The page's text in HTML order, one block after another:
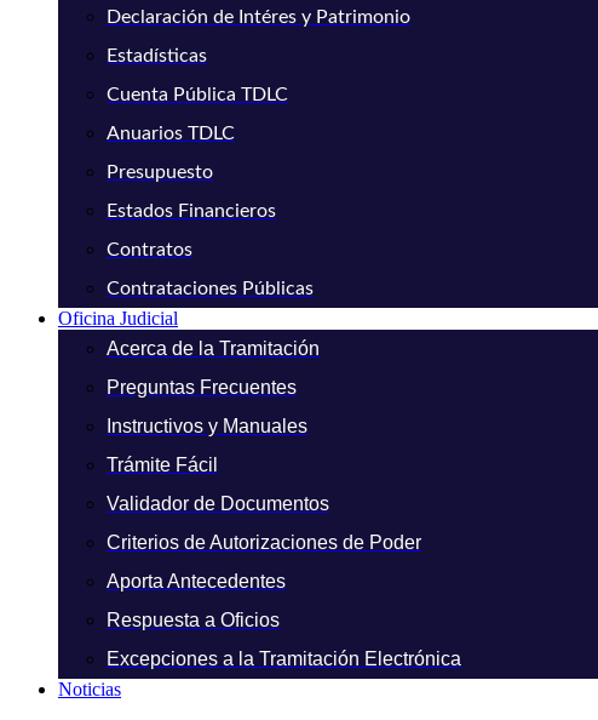
Declaración de Intéres y Patrimonio
Estadísticas
Cuenta Pública TDLC
Anuarios TDLC
Presupuesto
Estados Financieros
Contratos
Contrataciones Públicas
Oficina Judicial
Acerca de la Tramitación
Preguntas Frecuentes
Instructivos y Manuales
Trámite Fácil
Validador de Documentos
Criterios de Autorizaciones de Poder
Aporta Antecedentes
Respuesta a Oficios
Excepciones a la Tramitación Electrónica
Noticias